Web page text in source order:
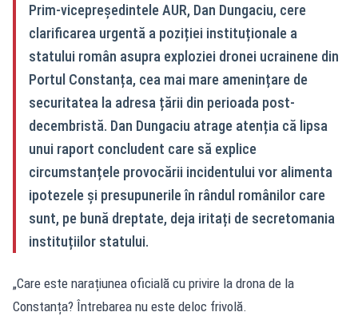
Prim-vicepreședintele AUR, Dan Dungaciu, cere
clarificarea urgentă a poziției instituționale a
statului român asupra exploziei dronei ucrainene din
Portul Constanța, cea mai mare amenințare de
securitatea la adresa țării din perioada post-
decembristă. Dan Dungaciu atrage atenția că lipsa
unui raport concludent care să explice
circumstanțele provocării incidentului vor alimenta
ipotezele și presupunerile în rândul românilor care
sunt, pe bună dreptate, deja iritați de secretomania
instituțiilor statului.
„Care este narațiunea oficială cu privire la drona de la
Constanța? Întrebarea nu este deloc frivolă.